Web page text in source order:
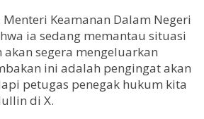
Keamanan Dalam Negeri
ia sedang memantau situasi
segera mengeluarkan
ini adalah pengingat akan
petugas penegak hukum kita
di X.